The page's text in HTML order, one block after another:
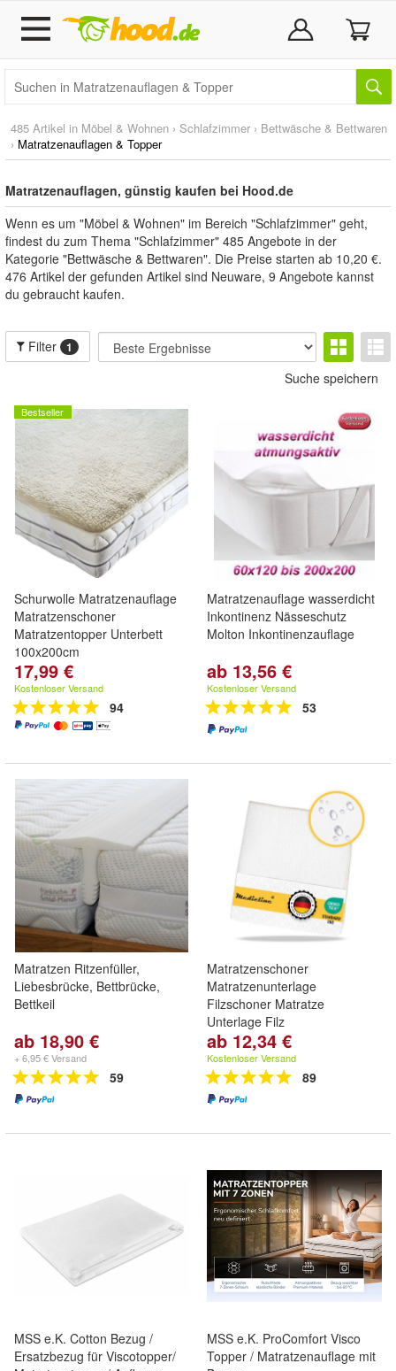
485 Artikel in Möbel & Wohnen › Schlafzimmer › Bettwäsche & Bettwaren
› Matratzenauflagen & Topper
Matratzenauflagen, günstig kaufen bei Hood.de
Wenn es um "Möbel & Wohnen" im Bereich "Schlafzimmer" geht,
findest du zum Thema "Schlafzimmer" 485 Angebote in der
Kategorie "Bettwäsche & Bettwaren". Die Preise starten ab 10,20 €.
476 Artikel der gefunden Artikel sind Neuware, 9 Angebote kannst
du gebraucht kaufen.
Filter 1
Suche speichern
Bestseller
Schurwolle Matratzenauflage
Matratzenschoner
Matratzentopper Unterbett
100x200cm
17,99 €
Kostenloser Versand
94
Matratzenauflage wasserdicht
Inkontinenz Nässeschutz
Molton Inkontinenzauflage
ab 13,56 €
Kostenloser Versand
53
Matratzen Ritzenfüller,
Liebesbrücke, Bettbrücke,
Bettkeil
ab 18,90 €
+ 6,95 € Versand
59
Matratzenschoner
Matratzenunterlage
Filzschoner Matratze
Unterlage Filz
ab 12,34 €
Kostenloser Versand
89
MSS e.K. Cotton Bezug /
Ersatzbezug für Viscotopper/
MSS e.K. ProComfort Visco
Topper / Matratzenauflage mit